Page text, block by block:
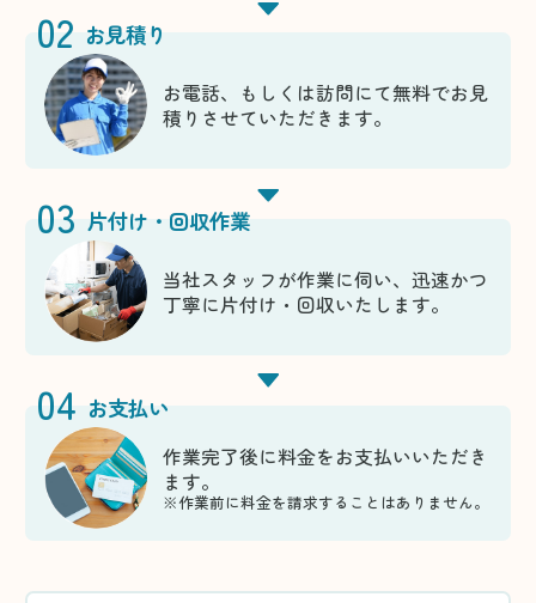
02 お見積り
お電話、もしくは訪問にて無料でお見
積りさせていただきます。
03 片付け・回収作業
当社スタッフが作業に伺い、迅速かつ
丁寧に片付け・回収いたします。
04 お支払い
作業完了後に料金をお支払いいただき
ます。
※作業前に料金を請求することはありません。